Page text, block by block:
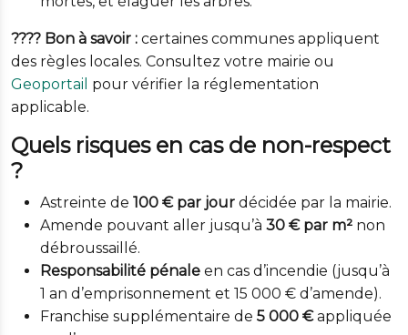
???? Bon à savoir : certaines communes appliquent
des règles locales. Consultez votre mairie ou
Geoportail pour vérifier la réglementation
applicable.
Quels risques en cas de non-respect
?
Astreinte de 100 € par jour décidée par la mairie.
Amende pouvant aller jusqu’à 30 € par m² non
débroussaillé.
Responsabilité pénale en cas d’incendie (jusqu’à
1 an d’emprisonnement et 15 000 € d’amende).
Franchise supplémentaire de 5 000 €appliquée